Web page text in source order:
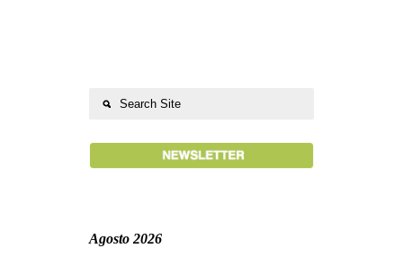
Agosto 2026